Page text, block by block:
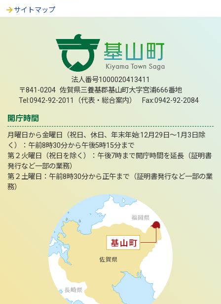
サイトマップ
法人番号1000020413411
〒841-0204 佐賀県三養基郡基山町大字宮浦666番地
Tel:0942-92-2011（代表・総合案内） Fax:0942-92-2084
開庁時間
月曜日から金曜日（祝日、休日、年末年始:12月29日～1月3日除
く）：午前8時30分から午後5時15分まで
第２火曜日（祝日を除く）：午後7時まで開庁時間を延長（証明書
発行など一部の業務）
第２土曜日：午前8時30分から正午まで（証明書発行など一部の業
務）